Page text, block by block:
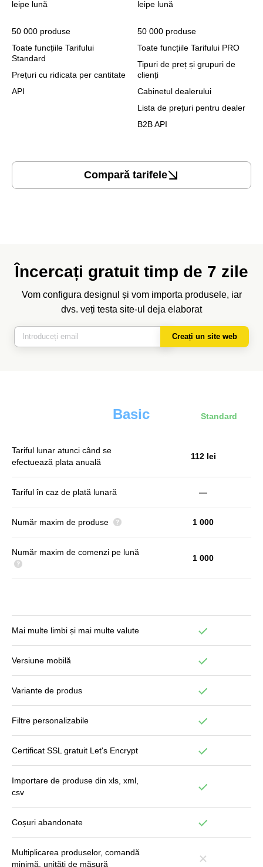
leipe lună
50 000 produse
Toate funcțiile Tarifului
Standard
Prețuri cu ridicata per cantitate
API
leipe lună
50 000 produse
Toate funcțiile Tarifului PRO
Tipuri de preț și grupuri de
clienți
Cabinetul dealerului
Lista de prețuri pentru dealer
B2B API
Compară tarifele
Încercați gratuit timp de 7 zile
Vom configura designul și vom importa produsele, iar
dvs. veți testa site-ul deja elaborat
Creați un site web
Basic Standard
Tariful lunar atunci când se
efectuează plata anuală
112 lei
Tariful în caz de plată lunară —
Număr maxim de produse 1 000
Număr maxim de comenzi pe lună
1 000
Mai multe limbi și mai multe valute
Versiune mobilă
Variante de produs
Filtre personalizabile
Certificat SSL gratuit Let's Encrypt
Importare de produse din xls, xml,
csv
Coșuri abandonate
Multiplicarea produselor, comandă
minimă, unități de măsură